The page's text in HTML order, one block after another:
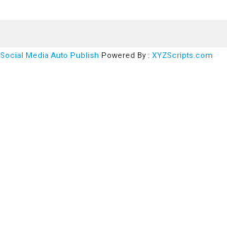
Social Media Auto Publish Powered By : XYZScripts.com